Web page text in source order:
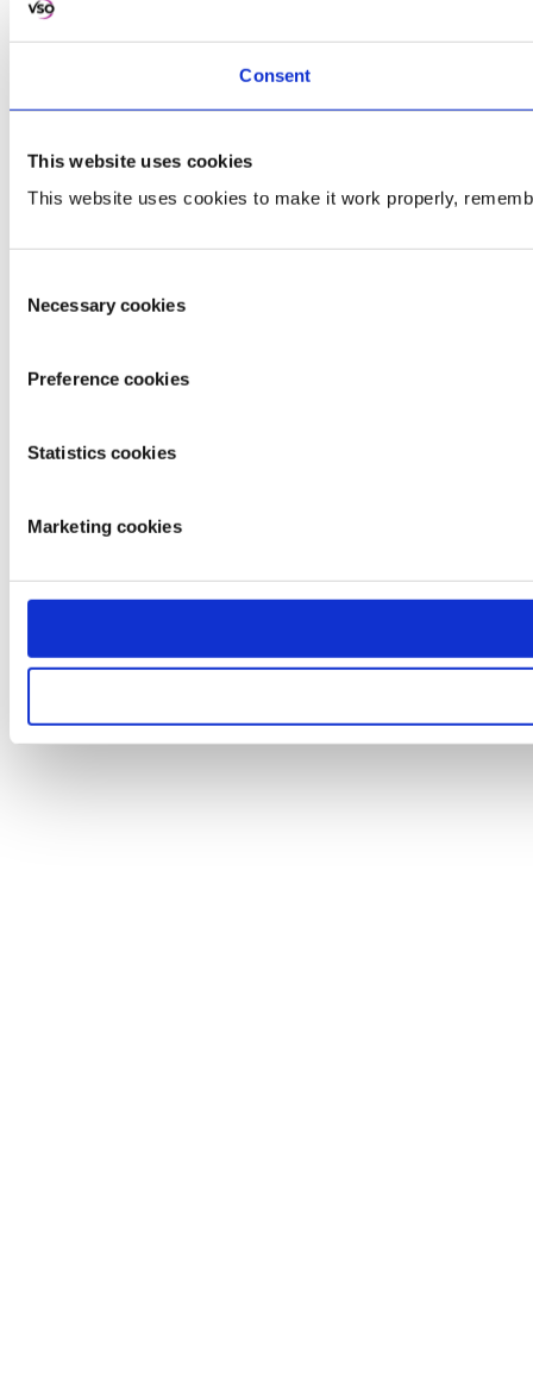
Consent
This website uses cookies
This website uses cookies to make it work properly,
Selection
Necessary cookies
Preference cookies
Statistics cookies
Marketing cookies